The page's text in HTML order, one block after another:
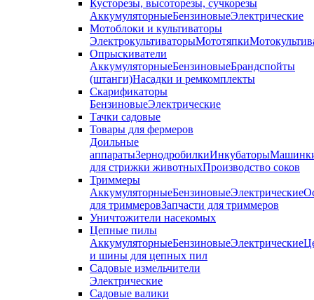
Кусторезы, высоторезы, сучкорезы
АккумуляторныеБензиновыеЭлектрические
Мотоблоки и культиваторы
ЭлектрокультиваторыМототяпки
Опрыскиватели
АккумуляторныеБензиновыеБрандспойты
(штанги)Насадки и ремкомплекты
Скарификаторы
БензиновыеЭлектрические
Тачки садовые
Товары для фермеров
Доильные
аппаратыЗернодробилкиИнкубаторы
для стрижки животныхПроизводство соков
Триммеры
АккумуляторныеБензиновыеЭлектрические
для триммеровЗапчасти для триммеров
Уничтожители насекомых
Цепные пилы
АккумуляторныеБензиновыеЭлектрические
и шины для цепных пил
Садовые измельчители
Электрические
Садовые валики